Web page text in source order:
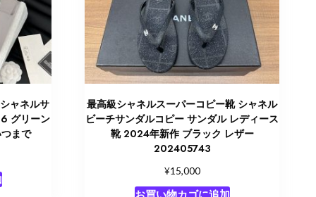
ャネルサ
グリーン
まで
最高級シャネルスーパーコピー靴 シャネル
ビーチサンダルコピー サンダル レディース
靴 2024年新作 ブラック レザー
202405743
¥15,000
お買い物カゴに追加